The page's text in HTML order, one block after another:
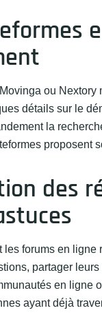
ou
détails sur le
la
proposent
des
les forums en
partager
en ligne
ayant déjà